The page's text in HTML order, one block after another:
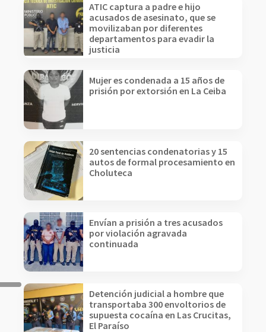
ATIC captura a padre e hijo
acusados de asesinato, que se
movilizaban por diferentes
departamentos para evadir la
justicia
Mujer es condenada a 15 años de
prisión por extorsión en La Ceiba
20 sentencias condenatorias y 15
autos de formal procesamiento en
Choluteca
Envían a prisión a tres acusados
por violación agravada
continuada
Detención judicial a hombre que
transportaba 300 envoltorios de
supuesta cocaína en Las Crucitas,
El Paraíso